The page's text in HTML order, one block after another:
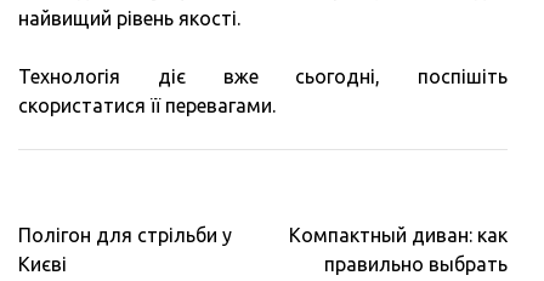
найвищий рівень якості.
Технологія діє вже сьогодні, поспішіть
скористатися її перевагами.
Навигация
по
Полігон для стрільби у
Києві
Компактный диван: как
правильно выбрать